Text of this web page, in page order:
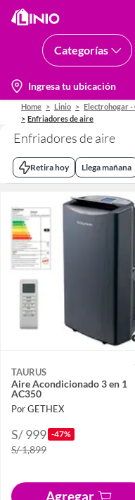
Categorías
location-
icon
Ingresa tu ubicación
Home Linio Electrohogar -
Enfriadores de aire
Enfriadores de aire
Retira hoy Llega mañana
TAURUS
Aire Acondicionado 3 en 1
AC350
Por GETHEX
S/ 999 -47%
S/ 1,899
Agregar